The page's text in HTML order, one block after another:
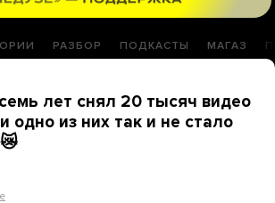
РАЗБОР ПОДКАСТЫ МАГАЗ
лет снял 20 тысяч видео
одно из них так и не стало